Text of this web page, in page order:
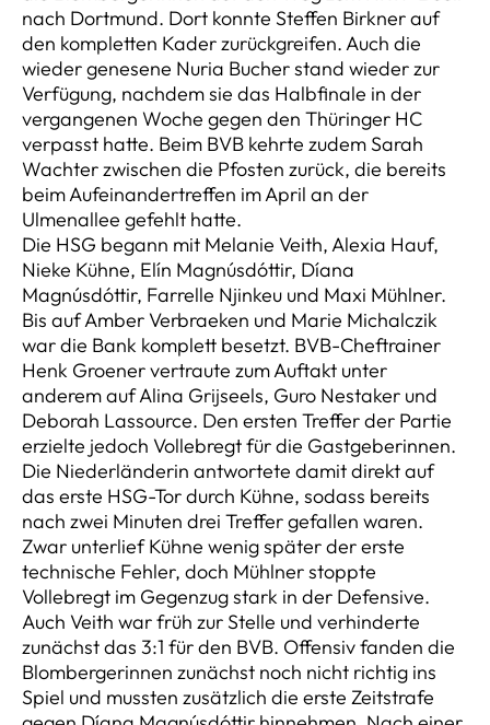
nach Dortmund. Dort konnte Steffen Birkner auf
den kompletten Kader zurückgreifen. Auch die
wieder genesene Nuria Bucher stand wieder zur
Verfügung, nachdem sie das Halbfinale in der
vergangenen Woche gegen den Thüringer HC
verpasst hatte. Beim BVB kehrte zudem Sarah
Wachter zwischen die Pfosten zurück, die bereits
beim Aufeinandertreffen im April an der
Ulmenallee gefehlt hatte.
Die HSG begann mit Melanie Veith, Alexia Hauf,
Nieke Kühne, Elín Magnúsdóttir, Díana
Magnúsdóttir, Farrelle Njinkeu und Maxi Mühlner.
Bis auf Amber Verbraeken und Marie Michalczik
war die Bank komplett besetzt. BVB-Cheftrainer
Henk Groener vertraute zum Auftakt unter
anderem auf Alina Grijseels, Guro Nestaker und
Deborah Lassource. Den ersten Treffer der Partie
erzielte jedoch Vollebregt für die Gastgeberinnen.
Die Niederländerin antwortete damit direkt auf
das erste HSG-Tor durch Kühne, sodass bereits
nach zwei Minuten drei Treffer gefallen waren.
Zwar unterlief Kühne wenig später der erste
technische Fehler, doch Mühlner stoppte
Vollebregt im Gegenzug stark in der Defensive.
Auch Veith war früh zur Stelle und verhinderte
zunächst das 3:1 für den BVB. Offensiv fanden die
Blombergerinnen zunächst noch nicht richtig ins
Spiel und mussten zusätzlich die erste Zeitstrafe